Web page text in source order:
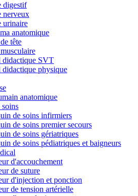
digestif
nerveux
urinaire
anatomique
tête
didactique SVT
didactique physique
anatomique
de soins infirmiers
de soins premier secours
de soins gériatriques
de soins pédiatriques et baigneurs
d'accouchement
de suture
d'injection et ponction
de tension artérielle